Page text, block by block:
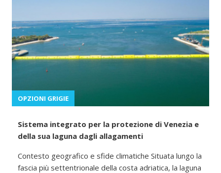
OPZIONI GRIGIE
Sistema integrato per la protezione di Venezia e
della sua laguna dagli allagamenti
Contesto geografico e sfide climatiche Situata lungo la
fascia più settentrionale della costa adriatica, la laguna